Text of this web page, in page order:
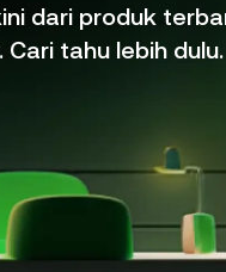
dari produk
tahu lebih dulu.